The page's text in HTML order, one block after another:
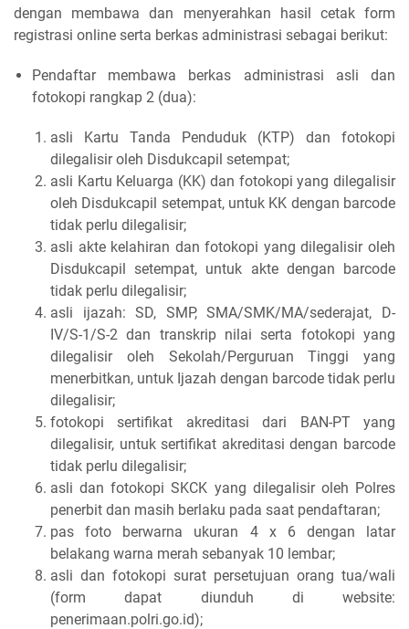
dengan membawa dan menyerahkan hasil cetak form
registrasi online serta berkas administrasi sebagai berikut:
Pendaftar membawa berkas administrasi asli dan
fotokopi rangkap 2 (dua):
asli Kartu Tanda Penduduk (KTP) dan fotokopi
dilegalisir oleh Disdukcapil setempat;
asli Kartu Keluarga (KK) dan fotokopi yang dilegalisir
oleh Disdukcapil setempat, untuk KK dengan barcode
tidak perlu dilegalisir;
asli akte kelahiran dan fotokopi yang dilegalisir oleh
Disdukcapil setempat, untuk akte dengan barcode
tidak perlu dilegalisir;
asli ijazah: SD, SMP, SMA/SMK/MA/sederajat, D-
IV/S-1/S-2 dan transkrip nilai serta fotokopi yang
dilegalisir oleh Sekolah/Perguruan Tinggi yang
menerbitkan, untuk Ijazah dengan barcode tidak perlu
dilegalisir;
fotokopi sertifikat akreditasi dari BAN-PT yang
dilegalisir, untuk sertifikat akreditasi dengan barcode
tidak perlu dilegalisir;
asli dan fotokopi SKCK yang dilegalisir oleh Polres
penerbit dan masih berlaku pada saat pendaftaran;
pas foto berwarna ukuran 4 x 6 dengan latar
belakang warna merah sebanyak 10 lembar;
asli dan fotokopi surat persetujuan orang tua/wali
(form dapat diunduh di website:
penerimaan.polri.go.id);